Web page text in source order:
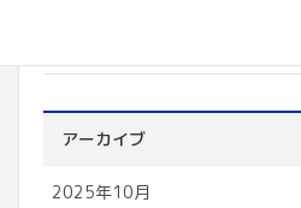
アーカイブ
2025年10月